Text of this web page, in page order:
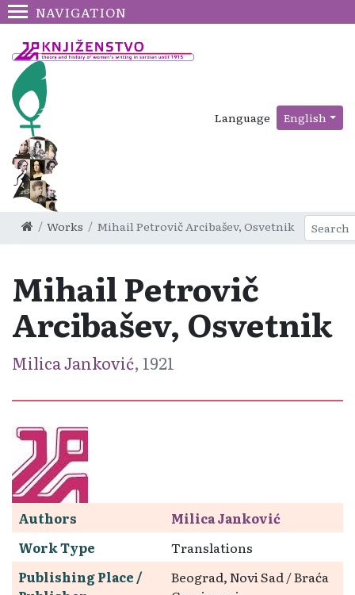
NAVIGATION
Language English
Works Mihail Petrovič Arcibašev, Osvetnik
Mihail Petrovič
Arcibašev, Osvetnik
Milica Janković, 1921
Authors
Milica Janković
Work Type
Translations
Publishing Place /
Beograd, Novi Sad / Braća